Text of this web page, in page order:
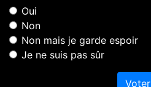
Oui
Non
Non mais je garde espoir
Je ne suis pas sûr
Voter